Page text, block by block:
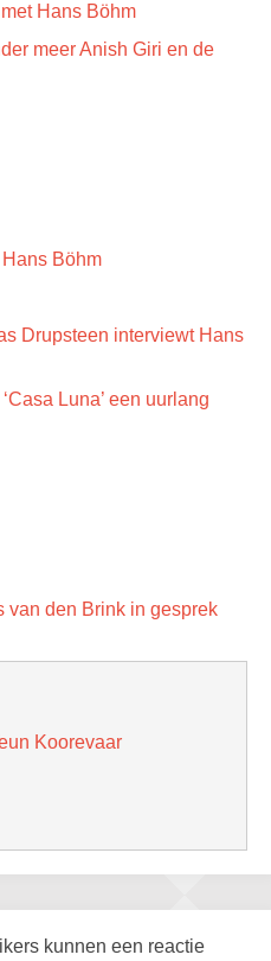
Hans Böhm
meer Anish Giri en de
Böhm
Drupsteen interviewt Hans
Luna’ een uurlang
van den Brink in gesprek
Koorevaar
kunnen een reactie